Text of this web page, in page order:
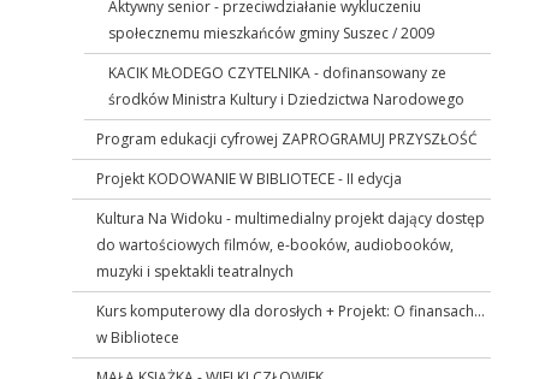
Aktywny senior - przeciwdziałanie wykluczeniu
społecznemu mieszkańców gminy Suszec / 2009
KACIK MŁODEGO CZYTELNIKA - dofinansowany ze
środków Ministra Kultury i Dziedzictwa Narodowego
Program edukacji cyfrowej ZAPROGRAMUJ PRZYSZŁOŚĆ
Projekt KODOWANIE W BIBLIOTECE - II edycja
Kultura Na Widoku - multimedialny projekt dający dostęp
do wartościowych filmów, e-booków, audiobooków,
muzyki i spektakli teatralnych
Kurs komputerowy dla dorosłych + Projekt: O finansach...
w Bibliotece